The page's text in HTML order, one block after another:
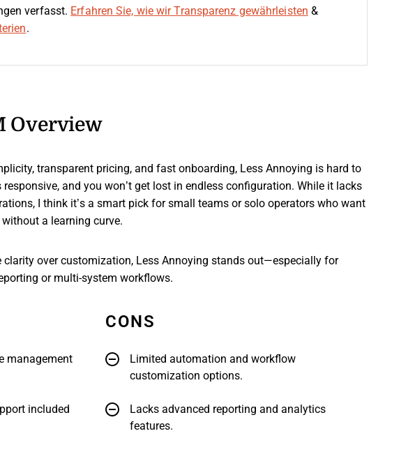
verfasst. Erfahren Sie, wie wir Transparenz gewährleisten &
.
Overview
transparent pricing, and fast onboarding, Less Annoying is hard to
and you won’t get lost in endless configuration. While it lacks
I think it’s a smart pick for small teams or solo operators who want
a learning curve.
clarity over customization, Less Annoying stands out—especially for
or multi-system workflows.
management
included
CONS
Limited automation and workflow
customization options.
Lacks advanced reporting and analytics
features.